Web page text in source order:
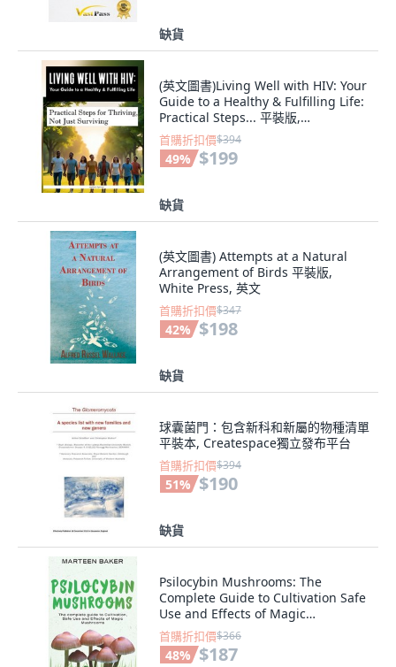
缺貨
(英文圖書)Living Well with HIV: Your
Guide to a Healthy & Fulfilling Life:
Practical Steps... 平裝版,
Independently Published, 英文
首購折扣價$394
49% $199
缺貨
(英文圖書) Attempts at a Natural
Arrangement of Birds 平裝版,
White Press, 英文
首購折扣價$347
42% $198
缺貨
球囊菌門：包含新科和新屬的物種清單
平裝本, Createspace獨立發布平台
首購折扣價$394
51% $190
缺貨
Psilocybin Mushrooms: The
Complete Guide to Cultivation Safe
Use and Effects of Magic
Mushrooms 平裝版, Independently
Published, 英文
首購折扣價$366
48% $187